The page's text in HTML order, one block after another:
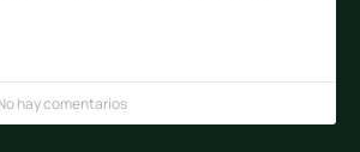
hay comentarios